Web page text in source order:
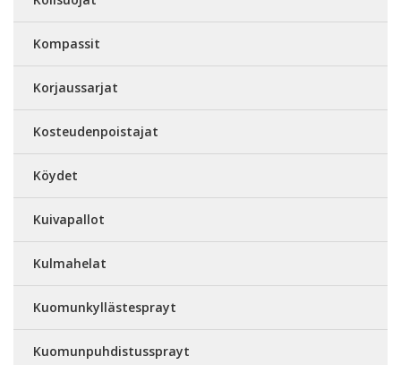
Kompassit
Korjaussarjat
Kosteudenpoistajat
Köydet
Kuivapallot
Kulmahelat
Kuomunkyllästesprayt
Kuomunpuhdistussprayt